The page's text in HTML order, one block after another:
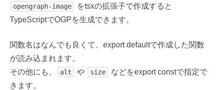
opengraph-image
をtsxの拡張子で作成すると
TypeScriptでOGPを生成できます。
関数名はなんでも良くて、export defaultで作成した関数
が読み込まれます。
その他にも、
alt や size
などをexport constで指定で
きます。